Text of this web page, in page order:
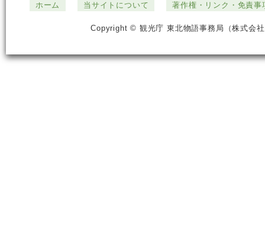
ホーム 当サイトについて 著作権・リンク・免責事
Copyright © 観光庁 東北物語事務局（株式会